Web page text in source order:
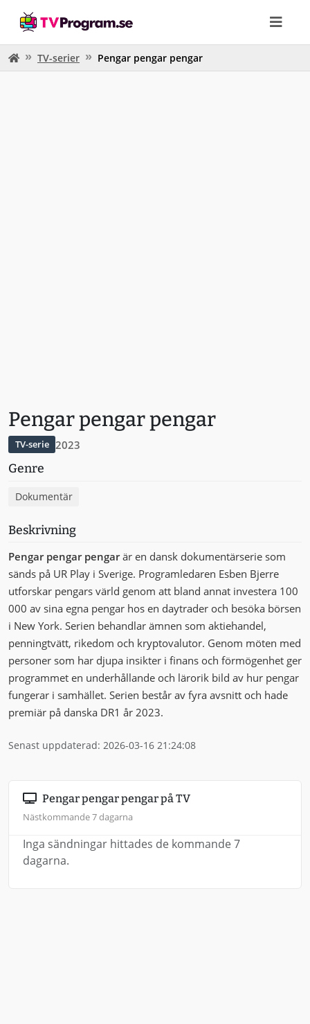
TV-serier Pengar pengar pengar
Pengar pengar pengar
TV-serie 2023
Genre
Dokumentär
Beskrivning
Pengar pengar pengarär en dansk dokumentärserie som
sänds på UR Play i Sverige. Programledaren Esben Bjerre
utforskar pengars värld genom att bland annat investera 100
000 av sina egna pengar hos en daytrader och besöka börsen
i New York. Serien behandlar ämnen som aktiehandel,
penningtvätt, rikedom och kryptovalutor. Genom möten med
personer som har djupa insikter i finans och förmögenhet ger
programmet en underhållande och lärorik bild av hur pengar
fungerar i samhället. Serien består av fyra avsnitt och hade
premiär på danska DR1 år 2023.
Senast uppdaterad: 2026-03-16 21:24:08
Pengar pengar pengar på TV
Nästkommande 7 dagarna
Inga sändningar hittades de kommande 7
dagarna.